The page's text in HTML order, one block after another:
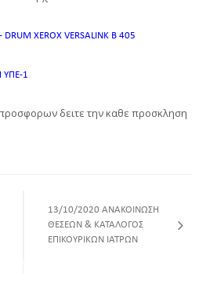
XEROX VERSALINK B 405
ΥΠΕ-1
δειτε την καθε προσκληση
13/10/2020 ΑΝΑΚΟΙΝΩΣΗ
ΘΕΣΕΩΝ & ΚΑΤΑΛΟΓΟΣ
ΕΠΙΚΟΥΡΙΚΩΝ ΙΑΤΡΩΝ